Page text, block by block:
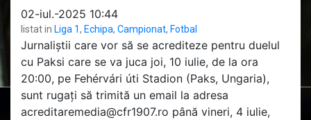
02-iul.-2025 10:44
listat in Liga 1, Echipa, Campionat, Fotbal
Jurnaliștii care vor să se acrediteze pentru duelul
cu Paksi care se va juca joi, 10 iulie, de la ora
20:00, pe Fehérvári úti Stadion (Paks, Ungaria),
sunt rugați să trimită un email la adresa
acreditaremedia@cfr1907.ro până vineri, 4 iulie,